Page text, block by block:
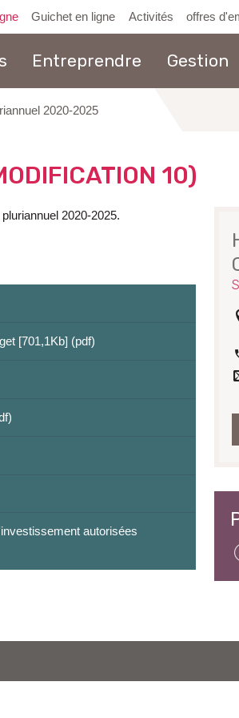
Guichet en ligne Activités offres
Entreprendre Gestion
2020-2025
10)
2020-2025.
[701,1Kb] (pdf)
autorisées